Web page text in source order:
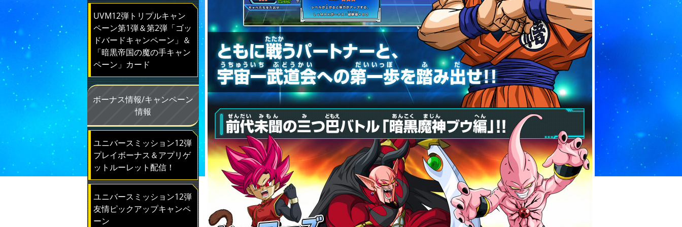
UVM12弾トリプルキャン
ペーン第1弾＆第2弾「ゴッ
ドバードキャンペーン」＆
「暗黒帝国の魔の手キャン
ペーン」カード
ボーナス情報/キャンペーン
情報
ユニバースミッション12弾
プレイボーナス＆アプリゲ
ットルーレット配信！
ユニバースミッション12弾
友情ピックアップキャンペ
ーン